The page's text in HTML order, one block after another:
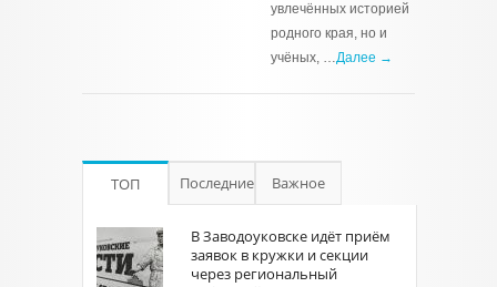
увлечённых историей
родного края, но и
учёных, …Далее →
ТОП Последние Важное
В Заводоуковске идёт приём
заявок в кружки и секции
через региональный